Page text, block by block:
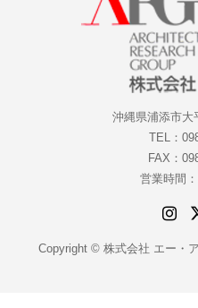
沖縄県浦添市大
TEL：
FAX：
営業時間
Copyright © 株式会社 エー・